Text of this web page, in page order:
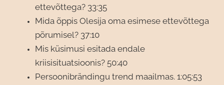
ettevõttega? 33:35
Mida õppis Olesija oma esimese ettevõttega
põrumisel? 37:10
Mis küsimusi esitada endale
kriisisituatsioonis? 50:40
Persoonibrändingu trend maailmas. 1:05:53